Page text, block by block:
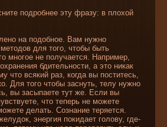
подробнее эту фразу: в плохой
на подобное. Вам нужно
для того, чтобы быть
многое не получается. Например,
бдительности, а это ни­как
что всякий раз, когда вы поститесь,
Для того чтобы заснуть, телу нужно
вы засыпаете тут же. Если вы
что теперь не можете
де­лать. Сознани­е теряется.
энергия покидает голову, где­